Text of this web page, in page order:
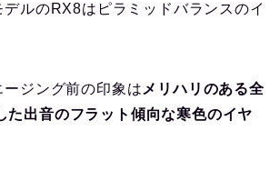
ルのRX8はピラミッドバランスのイ
ジング前の印象は メリハリのある全
た出音のフラット傾向な寒色のイヤ